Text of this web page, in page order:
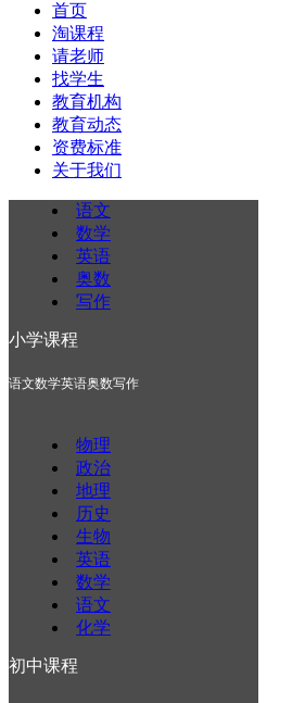
首页
淘课程
请老师
找学生
教育机构
教育动态
资费标准
关于我们
语文
数学
英语
奥数
写作
小学课程
语文数学英语奥数写作
物理
政治
地理
历史
生物
英语
数学
语文
化学
初中课程